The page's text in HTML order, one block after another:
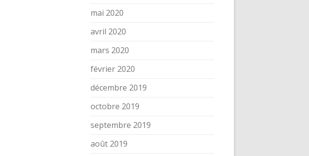
mai 2020
avril 2020
mars 2020
février 2020
décembre 2019
octobre 2019
septembre 2019
août 2019